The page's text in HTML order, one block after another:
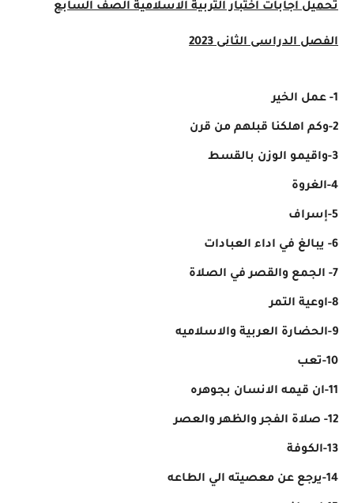
تحميل اجابات اختبارالتربية الاسلاميةالصف السابع
الفصل الدراسى الثانى 2023
1- عمل الخير
2-وكم اهلكنا قبلهم من قرن
3-واقيمو الوزن بالقسط
4-الغروة
5-إسراف
6- يبالغ في اداء العبادات
7- الجمع والقصر في الصلاة
8-اوعية التمر
9-الحضارة العربية والاسلاميه
10-تعب
11-ان قيمه الانسان بجوهره
12- صلاة الفجر والظهر والعصر
13-الكوفة
14-يرجع عن معصيته الي الطاعه